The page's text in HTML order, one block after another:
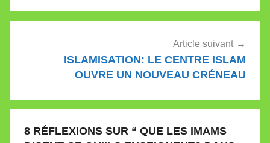
Article suivant
ISLAMISATION: LE CENTRE ISLAM
OUVRE UN NOUVEAU CRÉNEAU
8 RÉFLEXIONS SUR “ QUE LES IMAMS